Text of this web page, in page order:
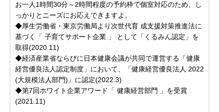
お一人1時間30分～2時間程度の予約枠で個室対応のため、し
っかりとニーズにお応えできますよ。
◆厚生労働省・東京労働局より次世代育 成支援対策推進法に
基づく「 子育てサポート企業 」 として「くるみん認定」を
取得(2020.11)
◆経済産業省ならびに日本健康会議が共同で運営する「健康
経営優良法人認定制度」において、「健康経営優良法人 2022
(大規模法人部門)」に認定(2022.3)
◆第7回ホワイト企業アワード「 健康経営部門 」を受賞
(2021.11)